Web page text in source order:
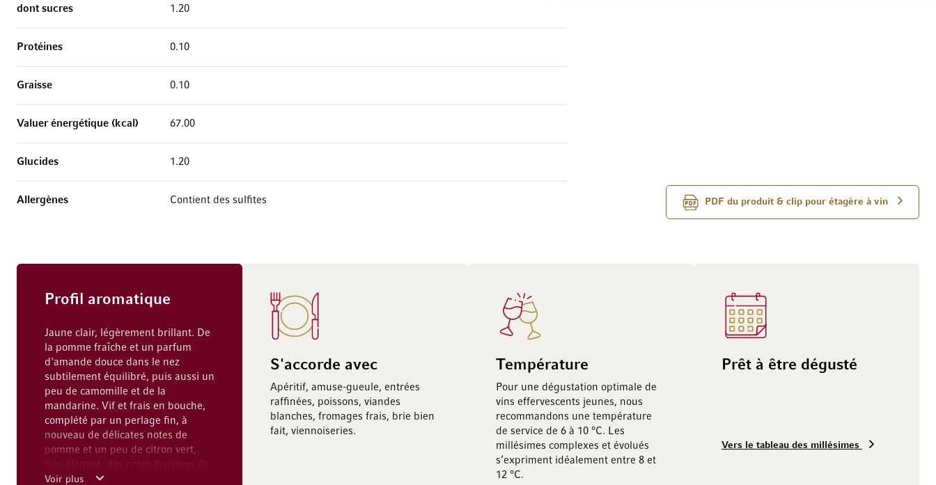
PDF du produit & clip pour étagère à vin
dont sucres 1.20
Protéines 0.10
Graisse 0.10
Valuer énergétique (kcal) 67.00
Glucides 1.20
Allergènes Contient des sulfites
Profil aromatique
Jaune clair, légèrement brillant. De
la pomme fraîche et un parfum
d'amande douce dans le nez
subtilement équilibré, puis aussi un
peu de camomille et de la
mandarine. Vif et frais en bouche,
complété par un perlage fin, à
nouveau de délicates notes de
pomme et un peu de citron vert,
très élégant; des notes typiques de
brioche accompagnent la finale
Voir plus
S'accorde avec
Apéritif, amuse-gueule, entrées
raffinées, poissons, viandes
blanches, fromages frais, brie bien
fait, viennoiseries.
Température
Pour une dégustation optimale de
vins effervescents jeunes, nous
recommandons une température
de service de 6 à 10 °C. Les
millésimes complexes et évolués
s’expriment idéalement entre 8 et
12 °C.
Prêt à être dégusté
Vers le tableau des millésimes